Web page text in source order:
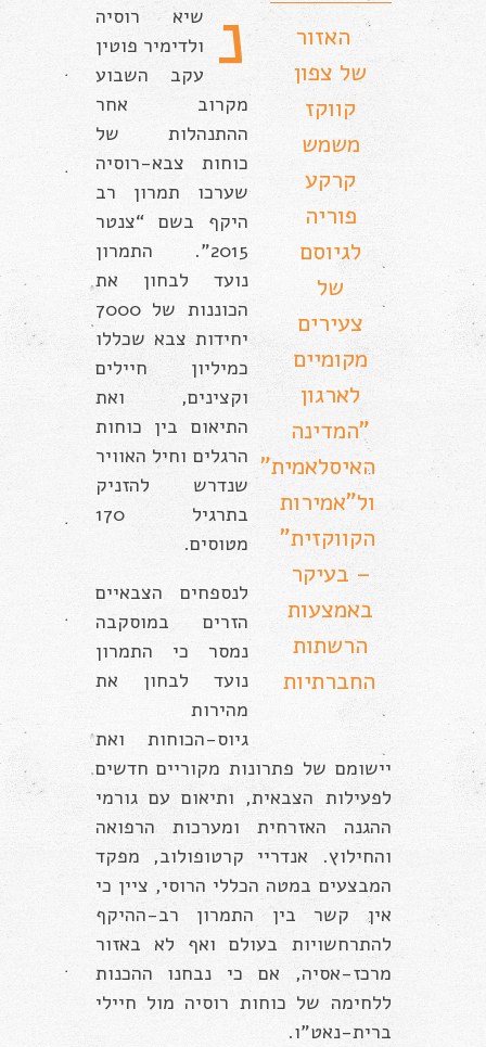
האזור
של צפון
קווקז
משמש
קרקע
פוריה
לגיוסם
של
צעירים
מקומיים
לארגון
"המדינה
האיסלאמית"
ול"אמירות
הקווקזית"
– בעיקר
באמצעות
הרשתות
החברתיות
נ שיא רוסיה
ולדימיר פוטין
עקב השבוע
מקרוב אחר
ההתנהלות של
כוחות צבא-רוסיה
שערכו תמרון רב
היקף בשם “צנטר
2015”. התמרון
נועד לבחון את
הכוננות של 7000
יחידות צבא שכללו
כמיליון חיילים
וקצינים, ואת
התיאום בין כוחות
הרגלים וחיל האוויר
שנדרש להזניק
בתרגיל 170
מטוסים.
לנספחים הצבאיים
הזרים במוסקבה
נמסר כי התמרון
נועד לבחון את
מהירות
גיוס-הכוחות ואת
יישומם של פתרונות מקוריים חדשים
לפעילות הצבאית, ותיאום עם גורמי
ההגנה האזרחית ומערכות הרפואה
והחילוץ. אנדריי קרטופולוב, מפקד
המבצעים במטה הכללי הרוסי, ציין כי
אין קשר בין התמרון רב-ההיקף
להתרחשויות בעולם ואף לא באזור
מרכז-אסיה, אם כי נבחנו ההכנות
ללחימה של כוחות רוסיה מול חיילי
ברית-נאט”ו.